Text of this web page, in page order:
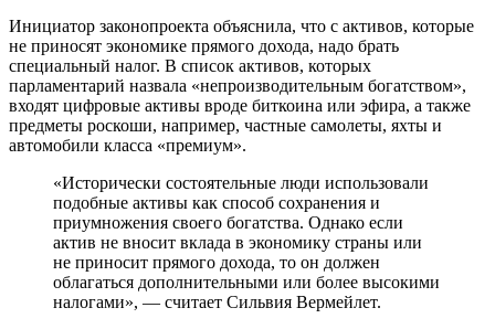
Инициатор законопроекта объяснила, что с активов, которые
не приносят экономике прямого дохода, надо брать
специальный налог. В список активов, которых
парламентарий назвала «непроизводительным богатством»,
входят цифровые активы вроде биткоина или эфира, а также
предметы роскоши, например, частные самолеты, яхты и
автомобили класса «премиум».
«Исторически состоятельные люди использовали
подобные активы как способ сохранения и
приумножения своего богатства. Однако если
актив не вносит вклада в экономику страны или
не приносит прямого дохода, то он должен
облагаться дополнительными или более высокими
налогами», — считает Сильвия Вермейлет.